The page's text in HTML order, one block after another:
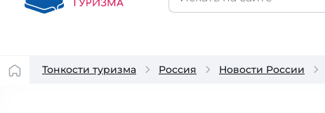
Тонкости туризма Россия Новости России